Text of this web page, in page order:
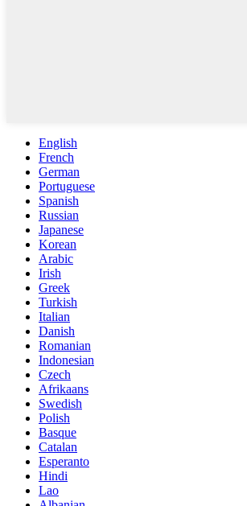
English
French
German
Portuguese
Spanish
Russian
Japanese
Korean
Arabic
Irish
Greek
Turkish
Italian
Danish
Romanian
Indonesian
Czech
Afrikaans
Swedish
Polish
Basque
Catalan
Esperanto
Hindi
Lao